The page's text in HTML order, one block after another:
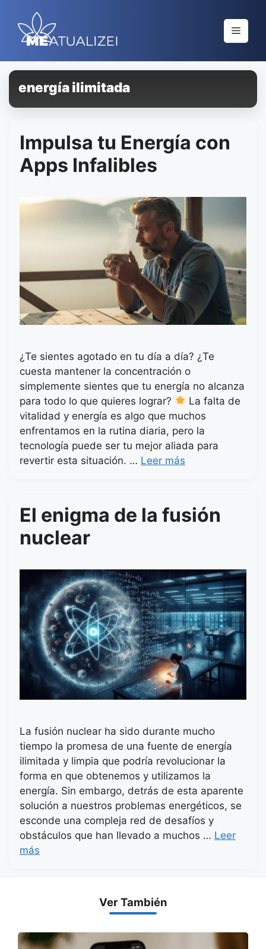
contenido
Menú
energía ilimitada
Impulsa tu Energía con
Apps Infalibles
¿Te sientes agotado en tu día a día? ¿Te
cuesta mantener la concentración o
simplemente sientes que tu energía no alcanza
para todo lo que quieres lograr?
La falta de
vitalidad y energía es algo que muchos
enfrentamos en la rutina diaria, pero la
tecnología puede ser tu mejor aliada para
revertir esta situación. … Leer más
El enigma de la fusión
nuclear
La fusión nuclear ha sido durante mucho
tiempo la promesa de una fuente de energía
ilimitada y limpia que podría revolucionar la
forma en que obtenemos y utilizamos la
energía. Sin embargo, detrás de esta aparente
solución a nuestros problemas energéticos, se
esconde una compleja red de desafíos y
obstáculos que han llevado a muchos … Leer
más
Ver También